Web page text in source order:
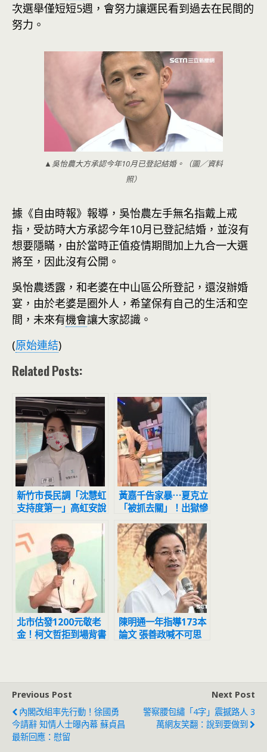
次選舉僅短短5週，會努力讓選民看到過去在民間的
努力。
▲吳怡農大方承認今年10月已登記結婚。（圖／資料
照）
據《自由時報》報導，吳怡農左手無名指戴上戒
指，受訪時大方承認今年10月已登記結婚，並沒有
想要隱瞞，由於當時正值疫情期間加上九合一大選
將至，因此沒有公開。
吳怡農透露，和老婆在中山區公所登記，還沒辦婚
宴，由於老婆是圈外人，希望保有自己的生活和空
間，未來有機會讓大家認識。
(原始連結)
Related Posts:
新竹市長民調「沈慧虹
支持度第一」高虹安說
話了
黃嘉千告家暴⋯夏克立
「被抓去關」！出獄慘
到和流浪漢睡橋下
北市估發1200元敬老
金！柯文哲拒到場背書
陳明通一年指導173本
論文 張善政喊不可思
Previous Post
內閣改組率先行動！徐國勇
今請辭 知情人士曝內幕 蘇貞昌
最新回應：慰留
Next Post
警察腰包繡「4字」震撼路人 3
萬網友笑翻：說到要做到